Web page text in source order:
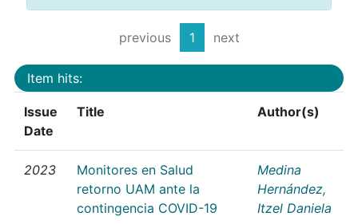
previous 1 next
Item hits:
Issue
Date
Title Author(s)
2023
Monitores en Salud
retorno UAM ante la
contingencia COVID-19
Medina
Hernández,
Itzel Daniela